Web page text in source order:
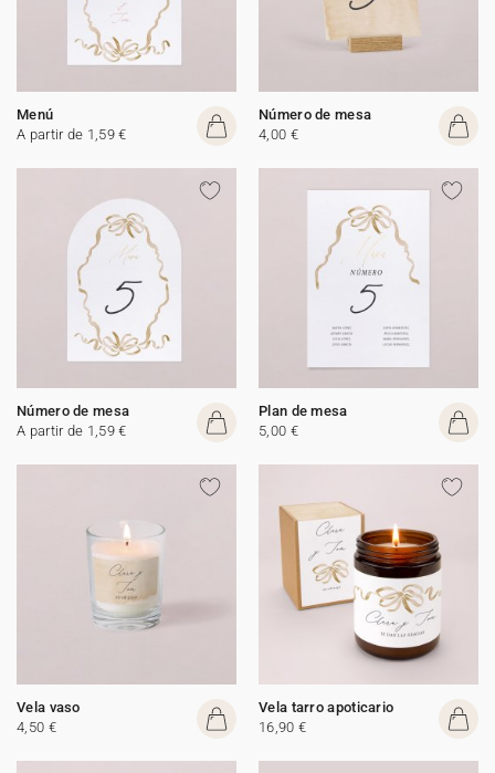
Menú
A partir de 1,59 €
Número de mesa
4,00 €
Número de mesa
A partir de 1,59 €
Plan de mesa
5,00 €
Vela vaso
4,50 €
Vela tarro apoticario
16,90 €